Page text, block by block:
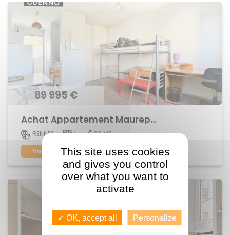
89 995 €
Achat Appartement Maurepas
RENNES 1
20 M2
Voir le bienThis site uses cookies
and gives you control
over what you want to
activate
✓ OK, accept all Personalize